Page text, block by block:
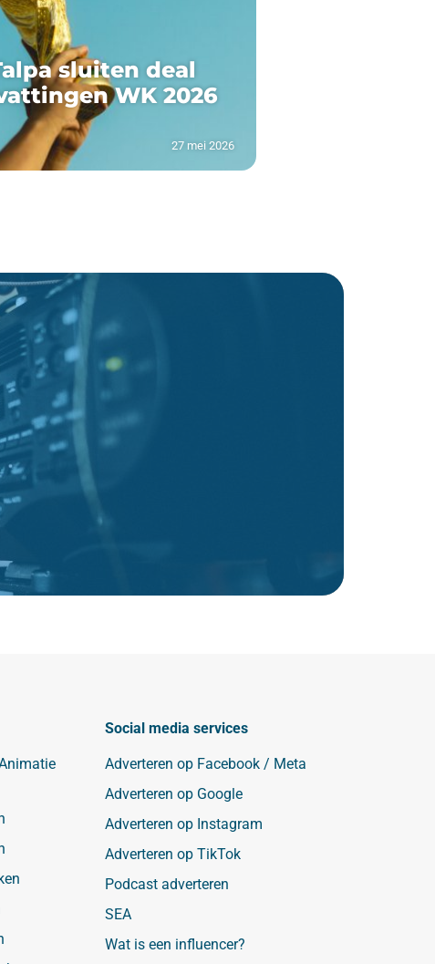
sluiten deal
WK 2026
27 mei 2026
Social media services
Adverteren op Facebook / Meta
Adverteren op Google
Adverteren op Instagram
Adverteren op TikTok
Podcast adverteren
SEA
Wat is een influencer?